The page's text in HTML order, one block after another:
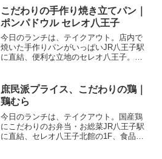
エキュート立川、東側改札内の1,2番線ホ
ームへの階段と、3,...
こだわりの手作り焼き立てパン｜
ポンパドウル セレオ八王子
今日のランチは、テイクアウト。店内で
焼いた手作りパンがいっぱいJR八王子駅
に直結、便利な立地のセレオ八王子。そ
店関連ランキング：パン | 八王子駅、京
王八王子駅焼き...
庶民派プライス、こだわりの鶏｜
鶏むら
今日のランチは、テイクアウト。国産鶏
にこだわりのお弁当・お総菜JR八王子駅
に直結、セレオ八王子北館の1F、食品フ